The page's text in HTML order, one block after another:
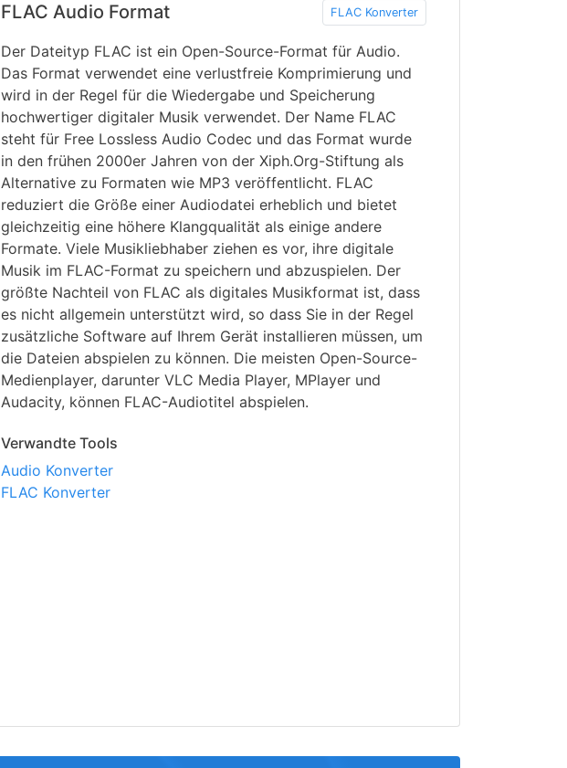
FLAC Audio Format FLAC Konverter
Der Dateityp FLAC ist ein Open-Source-Format für Audio.
Das Format verwendet eine verlustfreie Komprimierung und
wird in der Regel für die Wiedergabe und Speicherung
hochwertiger digitaler Musik verwendet. Der Name FLAC
steht für Free Lossless Audio Codec und das Format wurde
in den frühen 2000er Jahren von der Xiph.Org-Stiftung als
Alternative zu Formaten wie MP3 veröffentlicht. FLAC
reduziert die Größe einer Audiodatei erheblich und bietet
gleichzeitig eine höhere Klangqualität als einige andere
Formate. Viele Musikliebhaber ziehen es vor, ihre digitale
Musik im FLAC-Format zu speichern und abzuspielen. Der
größte Nachteil von FLAC als digitales Musikformat ist, dass
es nicht allgemein unterstützt wird, so dass Sie in der Regel
zusätzliche Software auf Ihrem Gerät installieren müssen, um
die Dateien abspielen zu können. Die meisten Open-Source-
Medienplayer, darunter VLC Media Player, MPlayer und
Audacity, können FLAC-Audiotitel abspielen.
Verwandte Tools
Audio Konverter
FLAC Konverter